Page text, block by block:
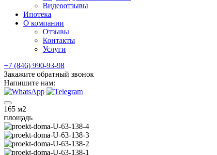
Видеоотзывы
Ипотека
О компании
Отзывы
Контакты
Услуги
+7 (846) 990-93-98
Закажите обратный звонок
Напишите нам:
165 м2
площадь